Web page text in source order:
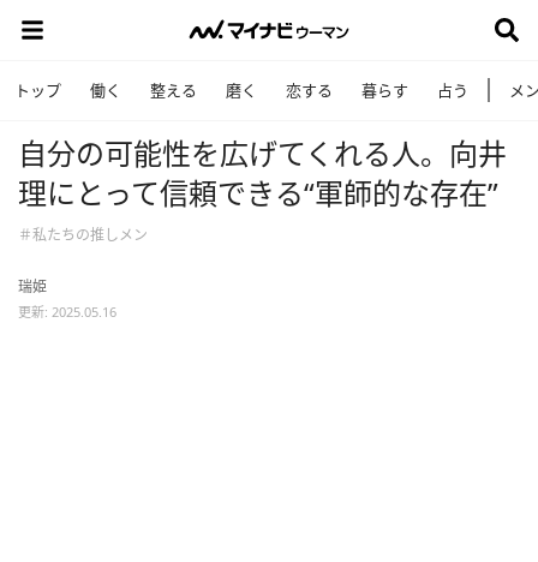
トップ 働く 整える 磨く 恋する 暮らす 占う メ
自分の可能性を広げてくれる人。向井
理にとって信頼できる“軍師的な存在”
＃私たちの推しメン
瑞姫
更新: 2025.05.16